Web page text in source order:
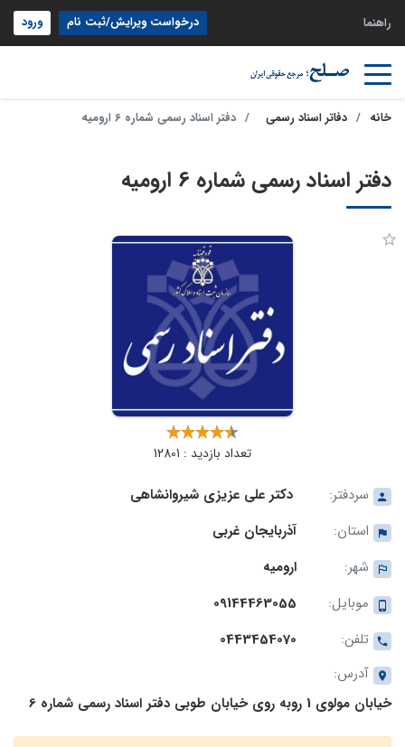
راهنما درخواست ویرایش/ثبت نام ورود
خانه دفاتر اسناد رسمی دفتر اسناد رسمی شماره 6 ارومیه
دفتر اسناد رسمی شماره 6 ارومیه
تعداد بازدید : 12801
سردفتر:
دکتر علی عزیزی شیروانشاهی
استان:
آذربایجان غربی
شهر:
ارومیه
موبایل:
09144463055
تلفن:
0443454070
آدرس:
خیابان مولوی 1 روبه روی خیابان طوبی دفتر اسناد رسمی شماره 6